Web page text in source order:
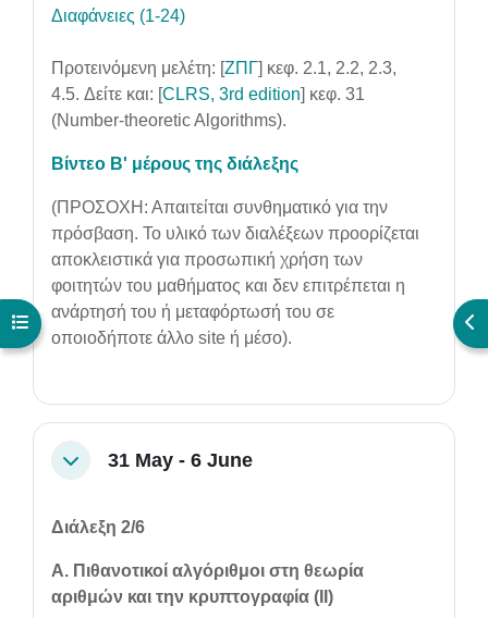
Open course index
Διαφάνειες (1-24)
Προτεινόμενη μελέτη: [ΖΠΓ] κεφ. 2.1, 2.2, 2.3,
4.5. Δείτε και: [CLRS, 3rd edition] κεφ. 31
(Number-theoretic Algorithms).
Βίντεο Β' μέρους της διάλεξης
(ΠΡΟΣΟΧΗ: Απαιτείται συνθηματικό για την
πρόσβαση. Το υλικό των διαλέξεων προορίζεται
αποκλειστικά για προσωπική χρήση των
φοιτητών του μαθήματος και δεν επιτρέπεται η
ανάρτησή του ή μεταφόρτωσή του σε
οποιοδήποτε άλλο site ή μέσο).
Collapse31 May - 6 June
Διάλεξη 2/6
Α. Πιθανοτικοί αλγόριθμοι στη θεωρία
αριθμών και την κρυπτογραφία (ΙI)